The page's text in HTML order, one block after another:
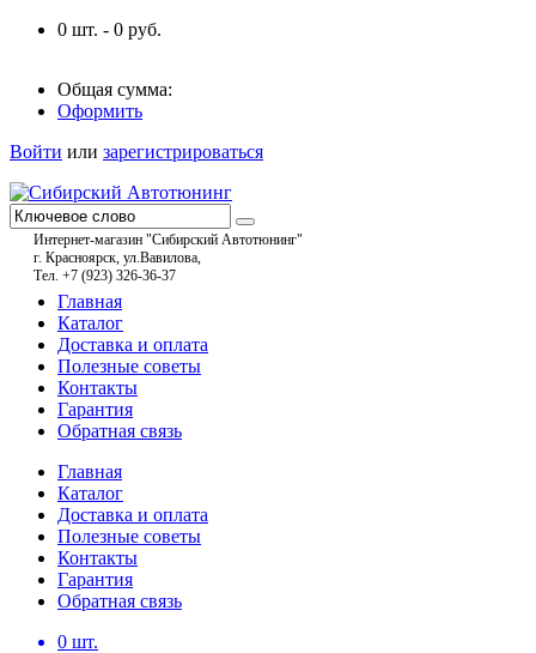
0 шт. - 0 руб.
Общая сумма:
Оформить
Войти или зарегистрироваться
Интернет-магазин "Сибирский Автотюнинг"
г. Красноярск, ул.Вавилова,
Тел. +7 (923) 326-36-37
Главная
Каталог
Доставка и оплата
Полезные советы
Контакты
Гарантия
Обратная связь
Главная
Каталог
Доставка и оплата
Полезные советы
Контакты
Гарантия
Обратная связь
0 шт.